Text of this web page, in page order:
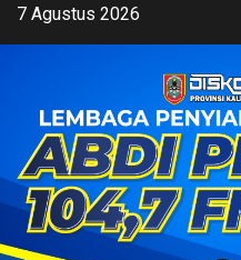
Skip7 Agustus 2026